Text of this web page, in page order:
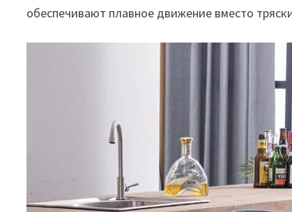
обеспечивают плавное движение вместо